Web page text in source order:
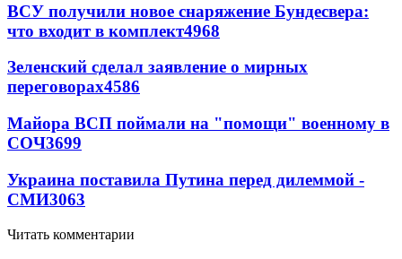
ВСУ получили новое снаряжение Бундесвера:
что входит в комплект4968
Зеленский сделал заявление о мирных
переговорах4586
Майора ВСП поймали на "помощи" военному в
СОЧ3699
Украина поставила Путина перед дилеммой -
СМИ3063
Читать комментарии